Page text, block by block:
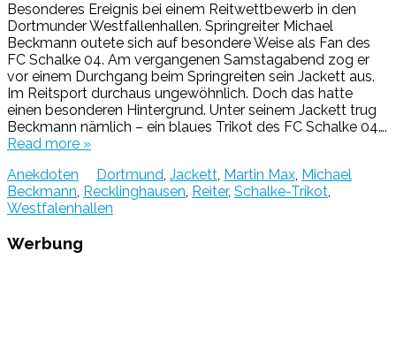
Besonderes Ereignis bei einem Reitwettbewerb in den
Dortmunder Westfallenhallen. Springreiter Michael
Beckmann outete sich auf besondere Weise als Fan des
FC Schalke 04. Am vergangenen Samstagabend zog er
vor einem Durchgang beim Springreiten sein Jackett aus.
Im Reitsport durchaus ungewöhnlich. Doch das hatte
einen besonderen Hintergrund. Unter seinem Jackett trug
Beckmann nämlich – ein blaues Trikot des FC Schalke 04….
Read more »
Anekdoten
Dortmund, Jackett, Martin Max, Michael
Beckmann, Recklinghausen, Reiter, Schalke-Trikot,
Westfalenhallen
Werbung